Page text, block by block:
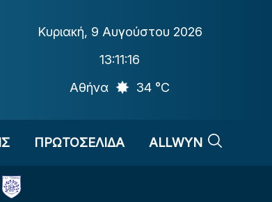
Κυριακή, 9 Αυγούστου 2026
13:11:17
Αθήνα
34 °C
ΠΡΩΤΟΣΕΛΙΔΑ ALLWYN